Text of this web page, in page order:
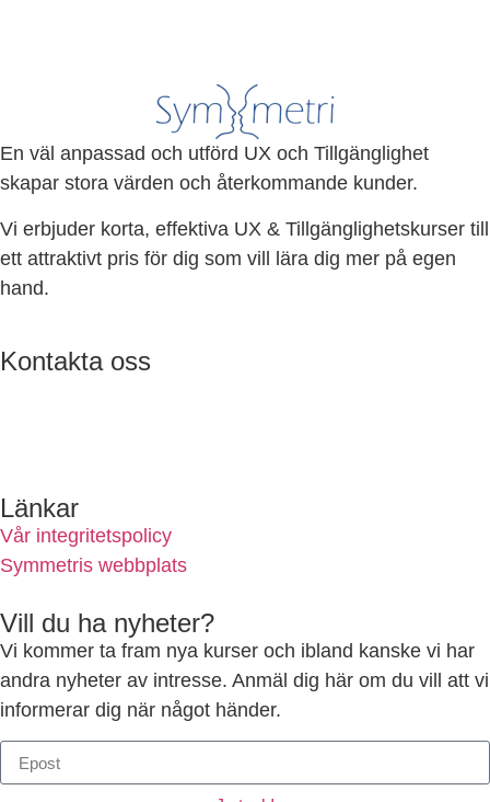
En väl anpassad och utförd UX och Tillgänglighet
skapar stora värden och återkommande kunder.
Vi erbjuder korta, effektiva UX & Tillgänglighetskurser till
ett attraktivt pris för dig som vill lära dig mer på egen
hand.
Kontakta oss
Länkar
Vår integritetspolicy
Symmetris webbplats
Vill du ha nyheter?
Vi kommer ta fram nya kurser och ibland kanske vi har
andra nyheter av intresse. Anmäl dig här om du vill att vi
informerar dig när något händer.